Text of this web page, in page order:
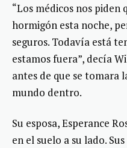
“Los médicos nos piden
hormigón esta noche,
seguros. Todavía está
estamos fuera”, decía
antes de que se tomara
mundo dentro.
Su esposa, Esperance
en el suelo a su lado.